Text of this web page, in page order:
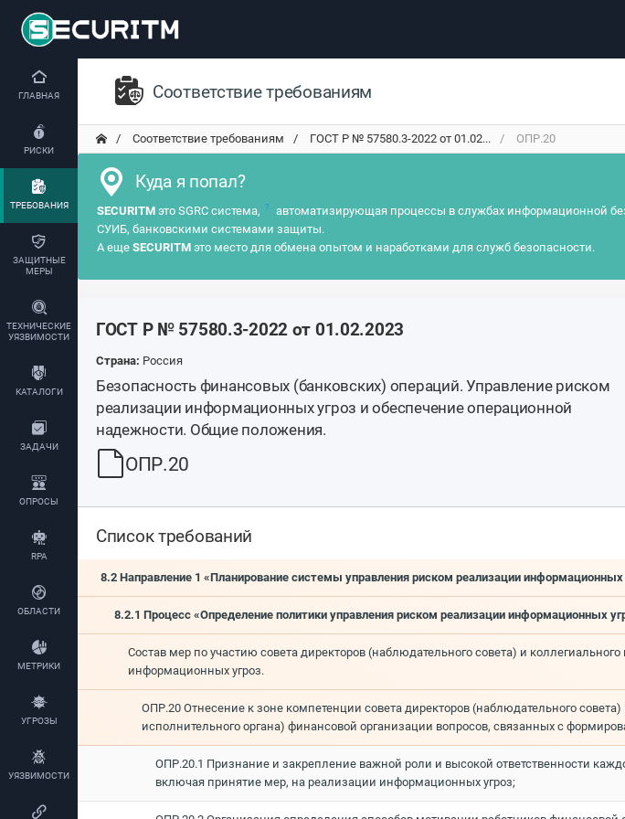
ГЛАВНАЯ
РИСКИ
ТРЕБОВАНИЯ
ЗАЩИТНЫЕ
МЕРЫ
ТЕХНИЧЕСКИЕ
УЯЗВИМОСТИ
КАТАЛОГИ
ЗАДАЧИ
ОПРОСЫ
RPA
ОБЛАСТИ
МЕТРИКИ
УГРОЗЫ
УЯЗВИМОСТИ
Соответствие требованиям
Соответствие требованиям ГОСТ Р № 57580.3-2022 от 01.02... ОПР.20
Куда я попал?
SECURITM это SGRC система, ? автоматизирующая процессы в службах информационной
СУИБ, банковскими системами защиты.
А еще SECURITM это место для обмена опытом и наработками для служб безопасности.
ГОСТ Р № 57580.3-2022 от 01.02.2023
Страна: Россия
Безопасность финансовых (банковских) операций. Управление риском
реализации информационных угроз и обеспечение операционной
надежности. Общие положения.
ОПР.20
Список требований
8.2 Направление 1 «Планирование системы управления риском реализации информационных
8.2.1 Процесс «Определение политики управления риском реализации информационных
Состав мер по участию совета директоров (наблюдательного совета) и
информационных угроз.
ОПР.20 Отнесение к зоне компетенции совета директоров (наблюдательного
исполнительного органа) финансовой организации вопросов, связанных с
ОПР.20.1 Признание и закрепление важной роли и высокой ответственности
включая принятие мер, на реализации информационных угроз;